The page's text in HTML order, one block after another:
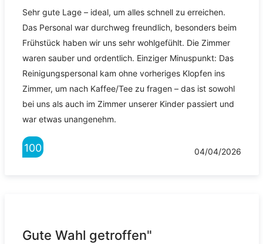
Sehr gute Lage – ideal, um alles schnell zu erreichen.
Das Personal war durchweg freundlich, besonders beim
Frühstück haben wir uns sehr wohlgefühlt. Die Zimmer
waren sauber und ordentlich. Einziger Minuspunkt: Das
Reinigungspersonal kam ohne vorheriges Klopfen ins
Zimmer, um nach Kaffee/Tee zu fragen – das ist sowohl
bei uns als auch im Zimmer unserer Kinder passiert und
war etwas unangenehm.
100 04/04/2026
Gute Wahl getroffen"